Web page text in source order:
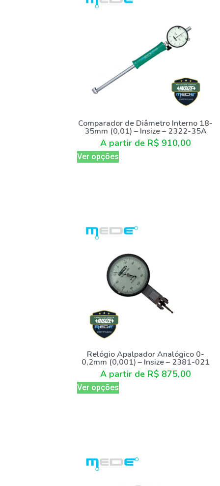
Comparador de Diâmetro Interno 18-
35mm (0,01) – Insize – 2322-35A
A partir de R$ 910,00
Ver opções
Relógio Apalpador Analógico 0-
0,2mm (0,001) – Insize – 2381-021
A partir de R$ 875,00
Ver opções